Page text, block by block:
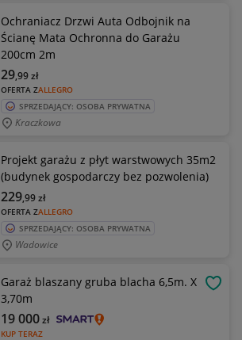
Ochraniacz Drzwi Auta Odbojnik na
Ścianę Mata Ochronna do Garażu
200cm 2m
OFERTA ZALLEGRO
29,99zł
SPRZEDAJĄCY: OSOBA PRYWATNA
Kraczkowa
Projekt garażu z płyt warstwowych 35m2
(budynek gospodarczy bez pozwolenia)
OFERTA ZALLEGRO
229,99zł
SPRZEDAJĄCY: OSOBA PRYWATNA
Wadowice
Garaż blaszany gruba blacha 6,5m. X
3,70m
KUP TERAZ
19 000zł